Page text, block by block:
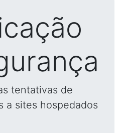
tentativas de
a sites hospedados